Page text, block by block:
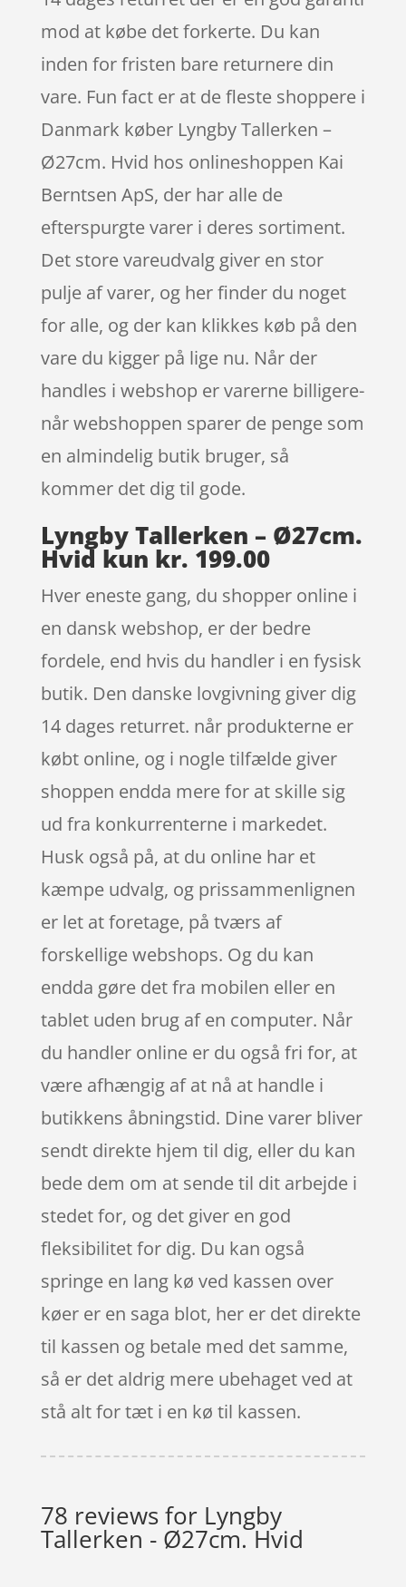
mod at købe det forkerte. Du kan
inden for fristen bare returnere din
vare. Fun fact er at de fleste shoppere i
Danmark køber Lyngby Tallerken –
Ø27cm. Hvid hos onlineshoppen Kai
Berntsen ApS, der har alle de
efterspurgte varer i deres sortiment.
Det store vareudvalg giver en stor
pulje af varer, og her finder du noget
for alle, og der kan klikkes køb på den
vare du kigger på lige nu. Når der
handles i webshop er varerne billigere-
når webshoppen sparer de penge som
en almindelig butik bruger, så
kommer det dig til gode.
Lyngby Tallerken – Ø27cm.
Hvid kun kr. 199.00
Hver eneste gang, du shopper online i
en dansk webshop, er der bedre
fordele, end hvis du handler i en fysisk
butik. Den danske lovgivning giver dig
14 dages returret. når produkterne er
købt online, og i nogle tilfælde giver
shoppen endda mere for at skille sig
ud fra konkurrenterne i markedet.
Husk også på, at du online har et
kæmpe udvalg, og prissammenlignen
er let at foretage, på tværs af
forskellige webshops. Og du kan
endda gøre det fra mobilen eller en
tablet uden brug af en computer. Når
du handler online er du også fri for, at
være afhængig af at nå at handle i
butikkens åbningstid. Dine varer bliver
sendt direkte hjem til dig, eller du kan
bede dem om at sende til dit arbejde i
stedet for, og det giver en god
fleksibilitet for dig. Du kan også
springe en lang kø ved kassen over
køer er en saga blot, her er det direkte
til kassen og betale med det samme,
så er det aldrig mere ubehaget ved at
stå alt for tæt i en kø til kassen.
78 reviews for Lyngby
Tallerken - Ø27cm. Hvid